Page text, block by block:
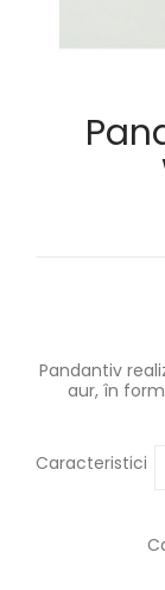
Pandantiv
aur, în
Caracteristici